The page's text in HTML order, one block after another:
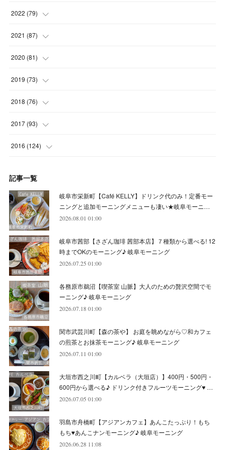
(4
(6
(6
(5
(7)
(7
(7
(8
(10
( 6)
(10)
(6
(7
(7
(9
(6
(5)
(6)
(8)
2022 (79)
(4
(8
(10
(7
(7
(9)
(4)
(6)
2021 (87)
(12 )
(9
(11
(1
(7
(11)
(7)
(9)
(2)
2020 (81)
(10 )
(11 )
(8
(7)
(7
(7)
(5)
(1)
(8)
(4)
(7)
2019 (73)
(4
(6
(4)
(4)
(5)
(4)
(4)
(10)
(10)
(6)
2018 (76)
(9
(3)
(7)
(8)
(7)
(6)
(5)
(6)
(8)
(8)
2017 (93)
(7)
(5)
(8)
(8)
(8)
(9)
(9)
(9)
(7)
(11)
2016 (124)
(10)
(10)
(12)
(16)
(9)
(13)
(8)
(6)
(12)
(6)
記事一覧
岐阜市栄新町【Café KELLY】ドリンク代のみ！定番モー
ニングと追加モーニングメニューも凄い★岐阜モーニ…
2026.08.01 01:00
岐阜市茜部【さざん珈琲 茜部本店】７種類から選べる! 12
時までOKのモーニング♪ 岐阜モーニング
2026.07.25 01:00
各務原市鵜沼【喫茶室 山脈】大人のための贅沢空間でモ
ーニング♪ 岐阜モーニング
2026.07.18 01:00
関市武芸川町【森の茶や】 お庭を眺めながら♡和カフェ
の煎茶とお抹茶モーニング♪ 岐阜モーニング
2026.07.11 01:00
大垣市西之川町【カルベラ（大垣店）】400円・500円・
600円から選べる♪ ドリンク付きフルーツモーニング♥ …
2026.07.05 01:00
羽島市舟橋町【アジアンカフェ】あんこたっぷり！もち
もち♥あんこナンモーニング♪ 岐阜モーニング
2026.06.28 11:08